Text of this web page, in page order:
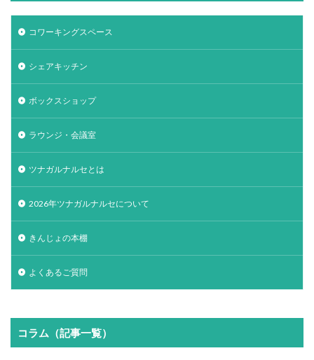
コワーキングスペース
シェアキッチン
ボックスショップ
ラウンジ・会議室
ツナガルナルセとは
2026年ツナガルナルセについて
きんじょの本棚
よくあるご質問
コラム（記事一覧）